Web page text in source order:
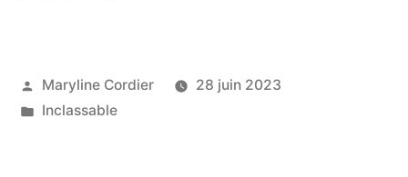
Publié
par
Maryline Cordier
28 juin 2023
Publié
Inclassable